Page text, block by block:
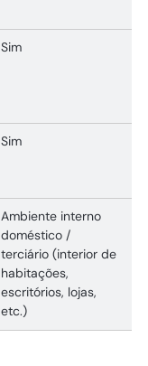
Sim
Sim
Ambiente interno
doméstico /
terciário (interior de
habitações,
escritórios, lojas,
etc.)